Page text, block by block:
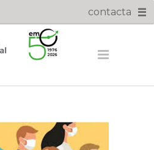
contacta